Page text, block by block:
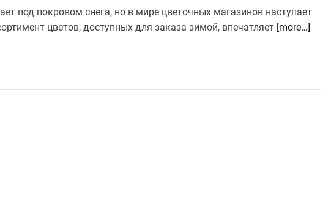
под покровом снега, но в мире цветочных магазинов наступает
цветов, доступных для заказа зимой, впечатляет [more…]